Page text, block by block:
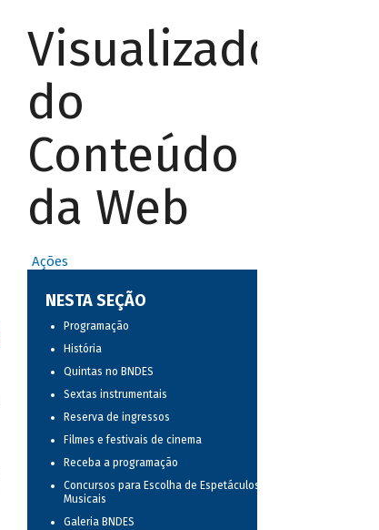
Visualizador
do
Conteúdo
da Web
Ações
NESTA SEÇÃO
Programação
História
Quintas no BNDES
Sextas instrumentais
Reserva de ingressos
Filmes e festivais de cinema
Receba a programação
Concursos para Escolha de Espetáculos
Musicais
Galeria BNDES